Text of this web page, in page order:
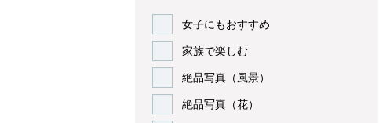
女子にもおすすめ
家族で楽しむ
絶品写真（風景）
絶品写真（花）